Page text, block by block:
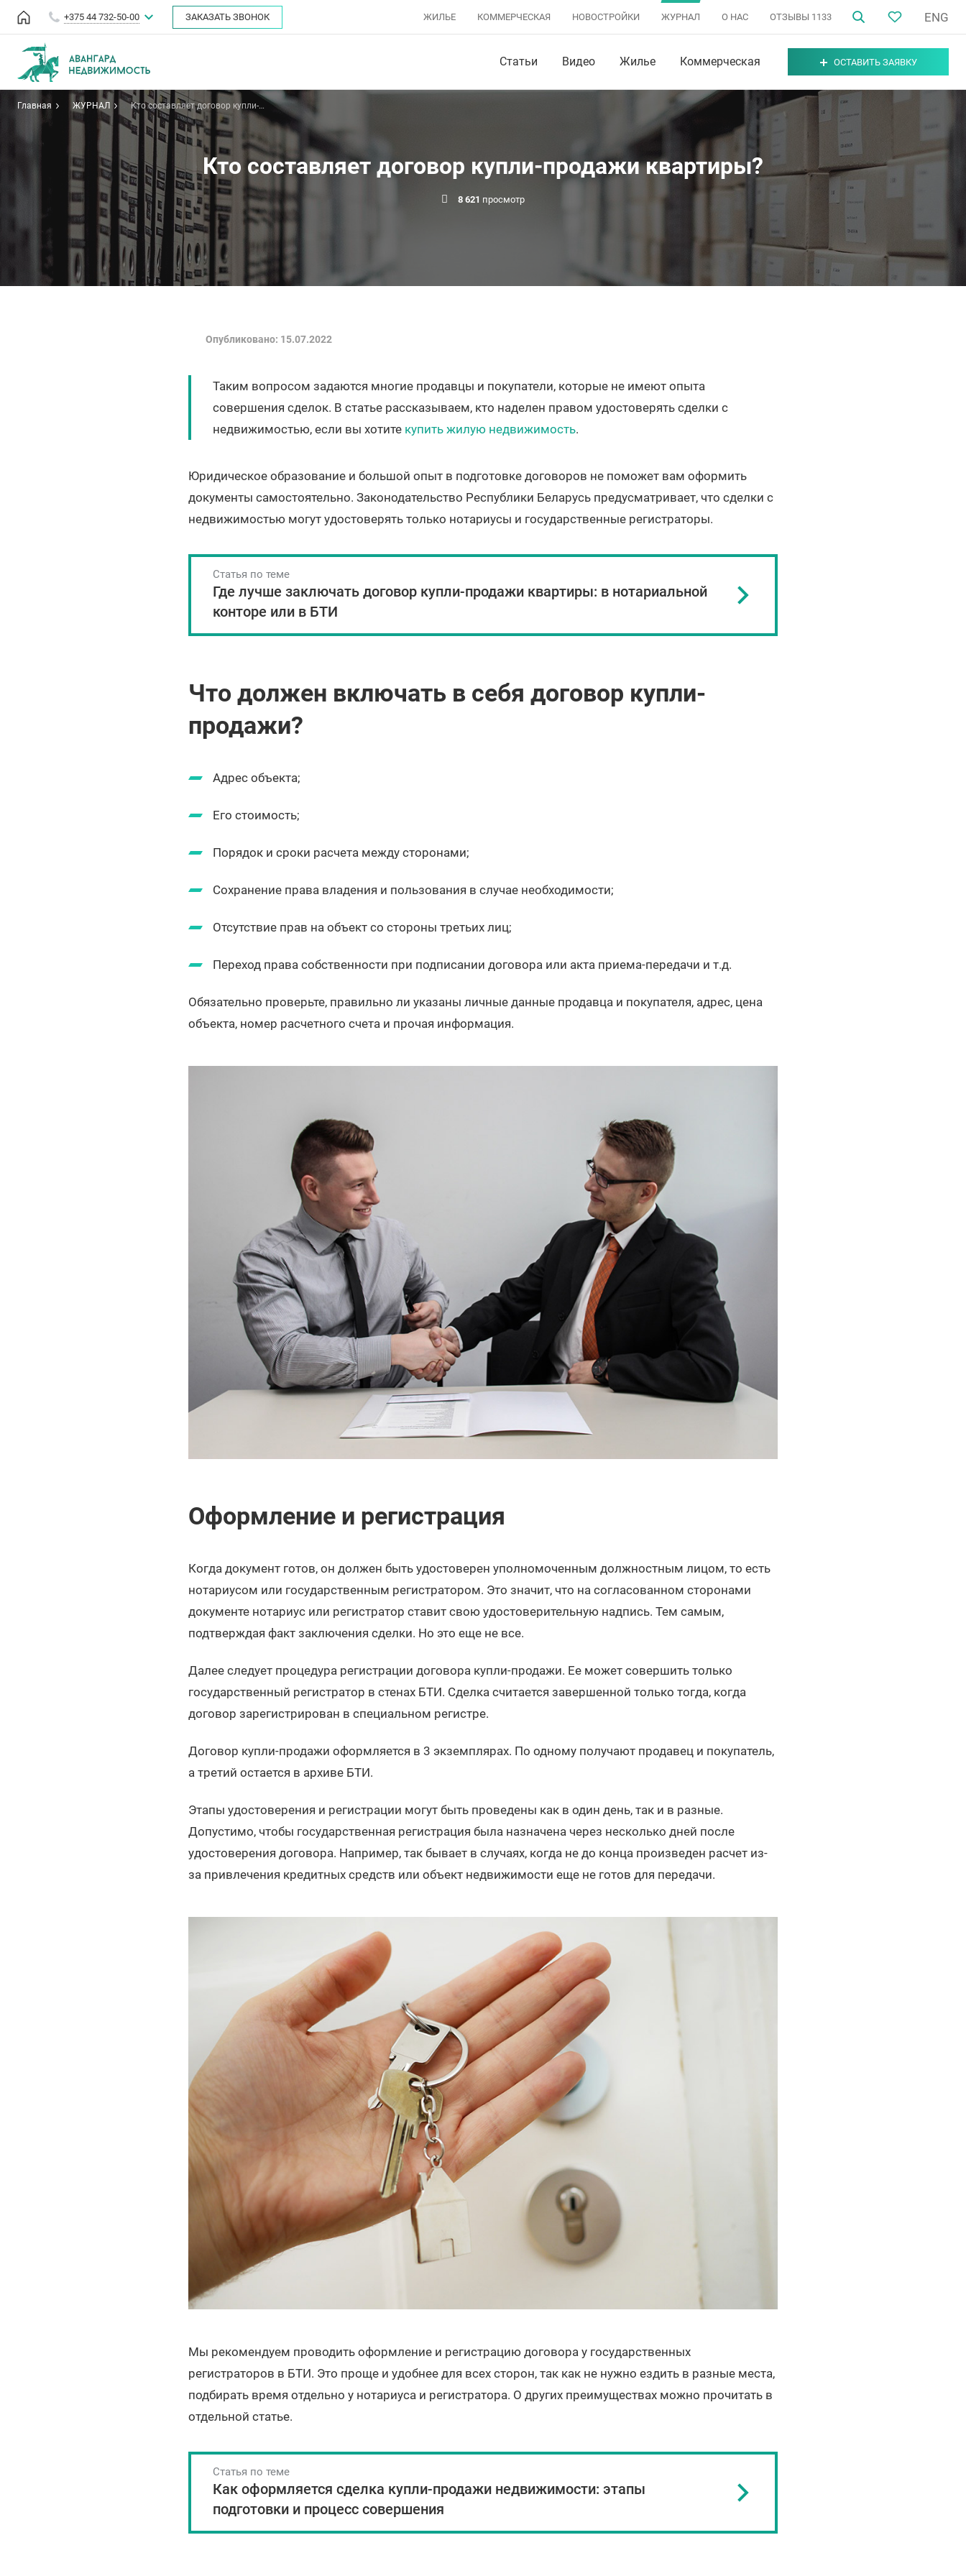
+375 44 732-50-00 ЗАКАЗАТЬ ЗВОНОК ЖИЛЬЕ КОММЕРЧЕСКАЯ НОВОСТРОЙКИ ЖУРНАЛ О НАС ОТЗЫВЫ 1133 ENG
Статьи Видео Жилье Коммерческая ОСТАВИТЬ ЗАЯВКУ
Главная ЖУРНАЛ
Кто составляет договор купли-
продажи квартиры?
Кто составляет договор купли-продажи квартиры?
8 621 просмотр
Опубликовано: 15.07.2022
Таким вопросом задаются многие продавцы и покупатели, которые не имеют опыта
совершения сделок. В статье рассказываем, кто наделен правом удостоверять сделки с
недвижимостью, если вы хотите купить жилую недвижимость.
Юридическое образование и большой опыт в подготовке договоров не поможет вам оформить
документы самостоятельно. Законодательство Республики Беларусь предусматривает, что сделки с
недвижимостью могут удостоверять только нотариусы и государственные регистраторы.
Статья по теме
Где лучше заключать договор купли-продажи квартиры: в нотариальной
конторе или в БТИ
Что должен включать в себя договор купли-
продажи?
Адрес объекта;
Его стоимость;
Порядок и сроки расчета между сторонами;
Сохранение права владения и пользования в случае необходимости;
Отсутствие прав на объект со стороны третьих лиц;
Переход права собственности при подписании договора или акта приема-передачи и т.д.
Обязательно проверьте, правильно ли указаны личные данные продавца и покупателя, адрес, цена
объекта, номер расчетного счета и прочая информация.
Оформление и регистрация
Когда документ готов, он должен быть удостоверен уполномоченным должностным лицом, то есть
нотариусом или государственным регистратором. Это значит, что на согласованном сторонами
документе нотариус или регистратор ставит свою удостоверительную надпись. Тем самым,
подтверждая факт заключения сделки. Но это еще не все.
Далее следует процедура регистрации договора купли-продажи. Ее может совершить только
государственный регистратор в стенах БТИ. Сделка считается завершенной только тогда, когда
договор зарегистрирован в специальном регистре.
Договор купли-продажи оформляется в 3 экземплярах. По одному получают продавец и покупатель,
а третий остается в архиве БТИ.
Этапы удостоверения и регистрации могут быть проведены как в один день, так и в разные.
Допустимо, чтобы государственная регистрация была назначена через несколько дней после
удостоверения договора. Например, так бывает в случаях, когда не до конца произведен расчет из-
за привлечения кредитных средств или объект недвижимости еще не готов для передачи.
Мы рекомендуем проводить оформление и регистрацию договора у государственных
регистраторов в БТИ. Это проще и удобнее для всех сторон, так как не нужно ездить в разные места,
подбирать время отдельно у нотариуса и регистратора. О других преимуществах можно прочитать в
отдельной статье.
Статья по теме
Как оформляется сделка купли-продажи недвижимости: этапы
подготовки и процесс совершения